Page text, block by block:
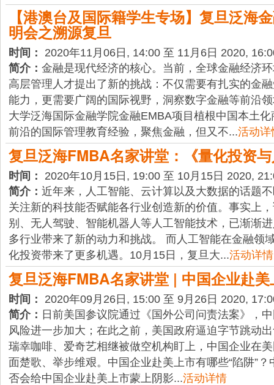
【港澳台及国际籍学生专场】复旦泛海
明会之溯源复旦
时间：
2020年11月06日, 14:00 至 11月6日 2020,
简介： 金融是现代经济的核心。当前，全球金融经济
高层管理人才提出了新的挑战：不仅需要有扎实的金
能力，更需要广阔的国际视野，洞察数字金融等前沿
大学泛海国际金融学院金融EMBA项目植根中国本土
前沿的国际管理教育经验，聚焦金融，但又不...活动详
复旦泛海FMBA名家讲堂：《量化投资
时间：
2020年10月15日, 19:00 至 10月15日 2020,
简介： 近年来，人工智能、云计算以及大数据的话题
关注新的科技能否赋能各行业创造新的价值。事实上
别、无人驾驶、智能机器人等人工智能技术，已渐渐
多行业带来了新的动力和挑战。 而人工智能在金融领
化投资带来了更多机遇。10月15日，复旦大...活动详情
复旦泛海FMBA名家讲堂 | 中国企业赴
时间：
2020年09月26日, 15:00 至 9月26日 2020,
简介： 日前美国参议院通过《国外公司问责法案》，
风险进一步加大；在此之前，美国政府逼迫字节跳动
瑞幸咖啡、爱奇艺相继被做空机构盯上，中国企业在
面楚歌、举步维艰。中国企业赴美上市有哪些“陷阱”
否会给中国企业赴美上市蒙上阴影...活动详情